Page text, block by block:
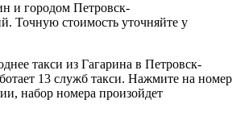
и городом Петровск-
Точную стоимость уточняйте у
такси из Гагарина в Петровск-
13 служб такси. Нажмите на номер
набор номера произойдет